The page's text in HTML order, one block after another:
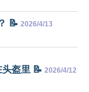
📝 2026/4/13
盔里 📝 2026/4/12